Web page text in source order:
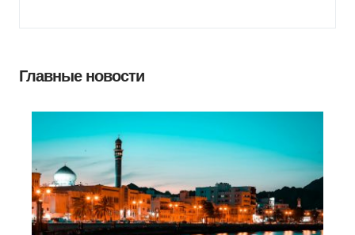
Главные новости